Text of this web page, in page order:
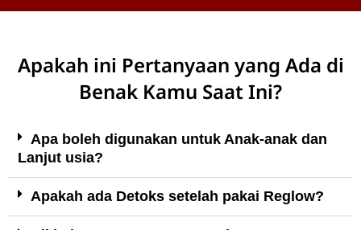
Apakah ini Pertanyaan yang Ada di
Benak Kamu Saat Ini?
Apa boleh digunakan untuk Anak-anak dan
Lanjut usia?
Apakah ada Detoks setelah pakai Reglow?